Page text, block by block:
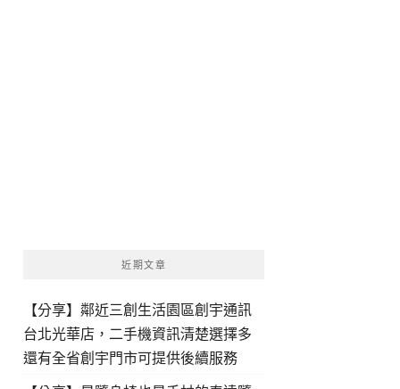
近期文章
【分享】鄰近三創生活園區創宇通訊
台北光華店，二手機資訊清楚選擇多
還有全省創宇門市可提供後續服務